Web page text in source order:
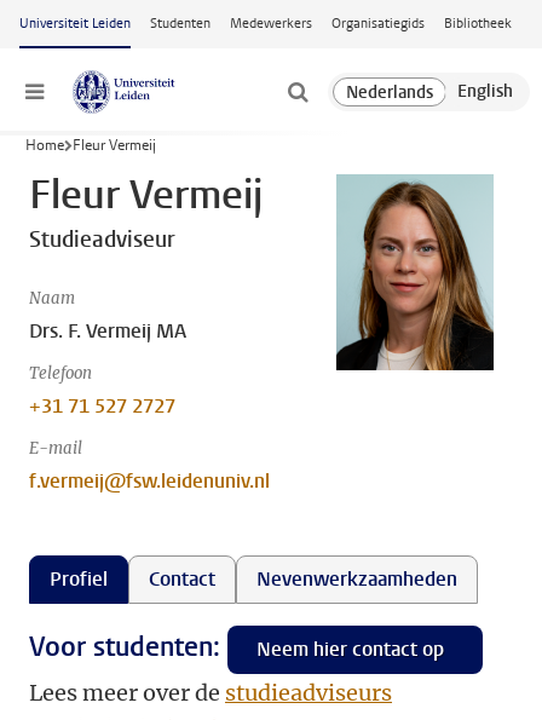
Ga naar hoofdinhoud
Universiteit Leiden Studenten Medewerkers Organisatiegids Bibliotheek
Menu
Home Fleur Vermeij
Fleur Vermeij
Studieadviseur
Naam
Drs. F. Vermeij MA
Telefoon
+31 71 527 2727
E-mail
f.vermeij@fsw.leidenuniv.nl
Profiel Contact Nevenwerkzaamheden
Voor studenten: Neem hier contact op
Lees meer over de studieadviseurs